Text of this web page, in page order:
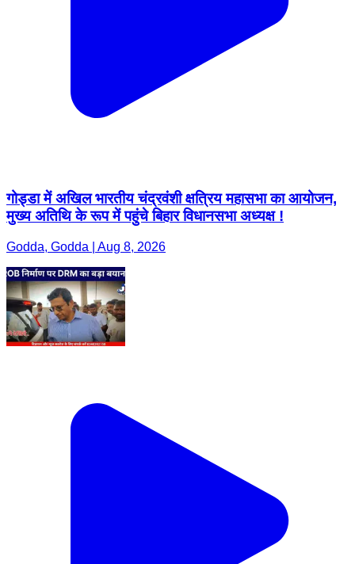
गोड्डा में अखिल भारतीय चंद्रवंशी क्षत्रिय महासभा का आयोजन,
मुख्य अतिथि के रूप में पहुंचे बिहार विधानसभा अध्यक्ष !
Godda, Godda | Aug 8, 2026